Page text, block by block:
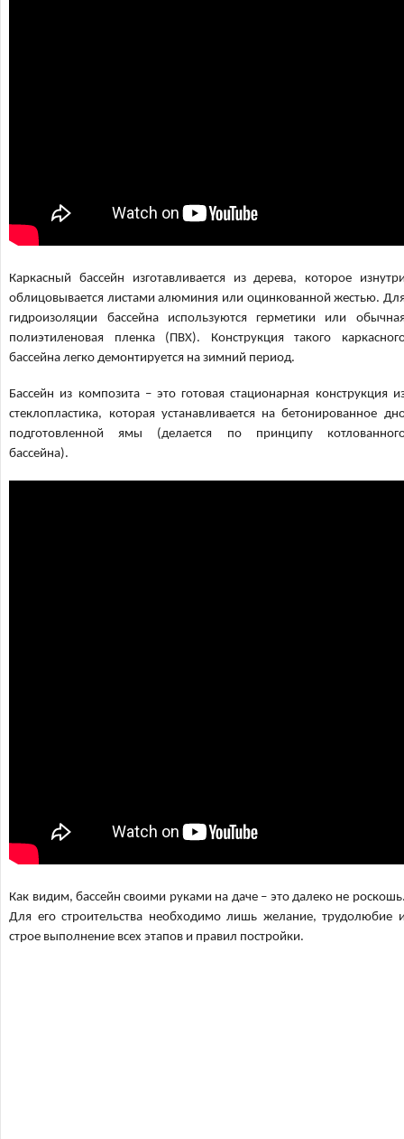
Каркасный бассейн изготавливается из дерева, которое
облицовывается листами алюминия или оцинкованной жестью.
гидроизоляции бассейна используются герметики или
полиэтиленовая пленка (ПВХ). Конструкция такого
бассейна легко демонтируется на зимний период.
Бассейн из композита – это готовая стационарная конструкция
стеклопластика, которая устанавливается на бетонированное
подготовленной ямы (делается по принципу
бассейна).
Как видим, бассейн своими руками на даче – это далеко не
Для его строительства необходимо лишь желание, трудолюбие
строе выполнение всех этапов и правил постройки.